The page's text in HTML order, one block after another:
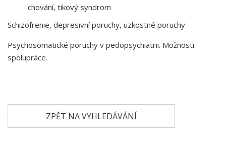
chování, tikový syndrom
Schizofrenie, depresivní poruchy, uzkostné poruchy
Psychosomatické poruchy v pedopsychiatrii. Možnosti
spolupráce.
ZPĚT NA VYHLEDÁVÁNÍ